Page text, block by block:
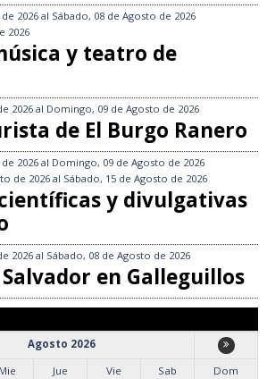
2026 al Sábado, 08 de Agosto de 2026
2026
y teatro de
2026 al Domingo, 09 de Agosto de 2026
de El Burgo Ranero
2026 al Domingo, 09 de Agosto de 2026
de 2026 al Sábado, 15 de Agosto de 2026
y divulgativas
2026 al Sábado, 08 de Agosto de 2026
Salvador en Galleguillos
Agosto 2026
Mie Jue Vie Sab
Dom